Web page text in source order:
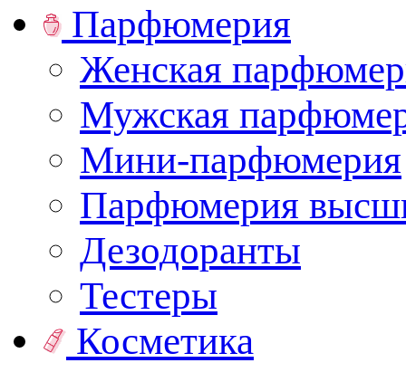
Парфюмерия
Женская
Мужская
Мини-парфюмерия
Парфюмерия
Дезодоранты
Тестеры
Косметика